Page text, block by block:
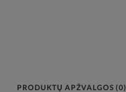
PRODUKTŲ APŽVALGOS (0)